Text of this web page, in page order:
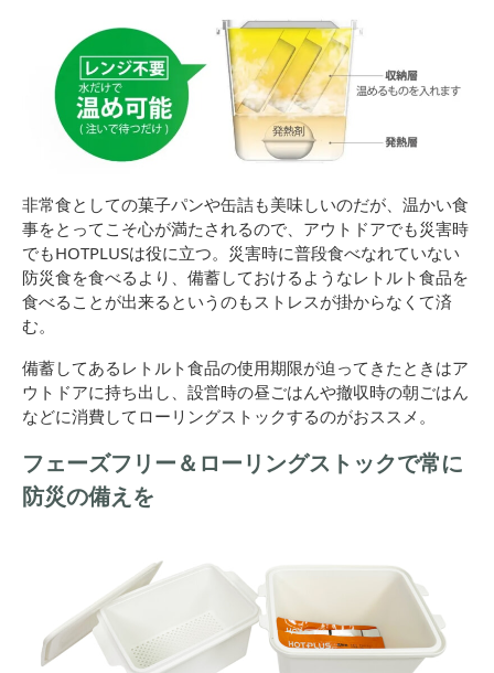
非常食としての菓子パンや缶詰も美味しいのだが、温かい食
事をとってこそ心が満たされるので、アウトドアでも災害時
でもHOTPLUSは役に立つ。災害時に普段食べなれていない
防災食を食べるより、備蓄しておけるようなレトルト食品を
食べることが出来るというのもストレスが掛からなくて済
む。
備蓄してあるレトルト食品の使用期限が迫ってきたときはア
ウトドアに持ち出し、設営時の昼ごはんや撤収時の朝ごはん
などに消費してローリングストックするのがおススメ。
フェーズフリー＆ローリングストックで常に
防災の備えを